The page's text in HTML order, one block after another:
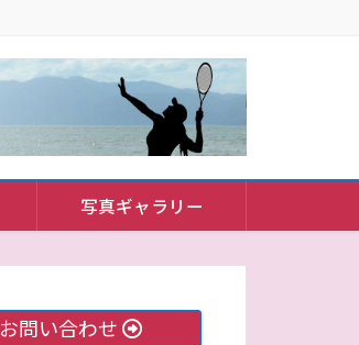
写真ギャラリー
お問い合わせ